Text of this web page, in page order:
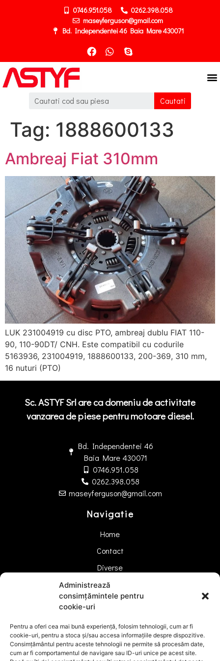
Administrează
consimțămintele pentru
cookie-uri
Pentru a oferi cea mai bună experiență, folosim tehnologii, cum ar fi
cookie-uri, pentru a stoca și/sau accesa informațiile despre dispozitive.
Consimțământul pentru aceste tehnologii ne permite să procesăm date,
cum ar fi comportamentul de navigare sau ID-uri unice pe acest site.
0746.951.058
0262.398.058
maseyferguson@gmail.com
Bd. Independentei 46 Baia Mare 430071
Cautati
Tag: 1888600133
Ambreaj Fiat 310mm
LUK 231004919 cu disc PTO, ambreaj dublu FIAT 110-
90, 110-90DT/ CNH. Este compatibil cu codurile
5163936, 231004919, 1888600133, 200-369, 310 mm,
16 nuturi (PTO)
Sc. ASTYF Srl are ca domeniu de activitate
vanzarea de piese pentru motoare diesel.
Bd. Independentei 46
Baia Mare 430071
0746.951.058
0262.398.058
maseyferguson@gmail.com
Navigatie
Home
Contact
Diverse
Sc. ASTYF Srl
RO4296040
J24/1510/1993